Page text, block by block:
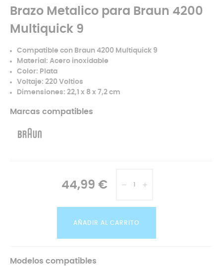
Brazo Metalico para Braun 4200
Multiquick 9
Compatible con Braun 4200 Multiquick 9
Material: Acero inoxidable
Color: Plata
Voltaje: 220 Voltios
Dimensiones: 22,1 x 8 x 7,2 cm
Marcas compatibles
44,99 €
AÑADIR AL CARRITO
Modelos compatibles